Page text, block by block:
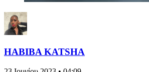
HABIBA KATSHA